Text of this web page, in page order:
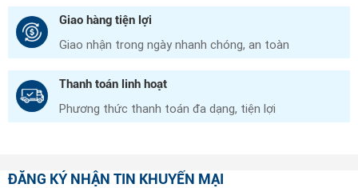
Giao hàng tiện lợi
Giao nhận trong ngày nhanh chóng, an toàn
Thanh toán linh hoạt
Phương thức thanh toán đa dạng, tiện lợi
ĐĂNG KÝ NHẬN TIN KHUYẾN MẠI